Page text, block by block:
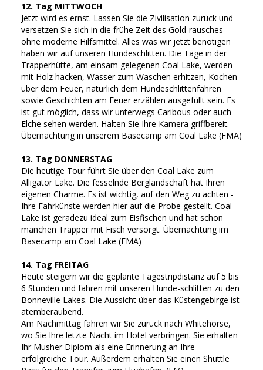
12. Tag MITTWOCH
Jetzt wird es ernst. Lassen Sie die Zivilisation zurück und
versetzen Sie sich in die frühe Zeit des Gold-rausches
ohne moderne Hilfsmittel. Alles was wir jetzt benötigen
haben wir auf unseren Hundeschlitten. Die Tage in der
Trapperhütte, am einsam gelegenen Coal Lake, werden
mit Holz hacken, Wasser zum Waschen erhitzen, Kochen
über dem Feuer, natürlich dem Hundeschlittenfahren
sowie Geschichten am Feuer erzählen ausgefüllt sein. Es
ist gut möglich, dass wir unterwegs Caribous oder auch
Elche sehen werden. Halten Sie Ihre Kamera griffbereit.
Übernachtung in unserem Basecamp am Coal Lake (FMA)
13. Tag DONNERSTAG
Die heutige Tour führt Sie über den Coal Lake zum
Alligator Lake. Die fesselnde Berglandschaft hat Ihren
eigenen Charme. Es ist wichtig, auf den Weg zu achten -
Ihre Fahrkünste werden hier auf die Probe gestellt. Coal
Lake ist geradezu ideal zum Eisfischen und hat schon
manchen Trapper mit Fisch versorgt. Übernachtung im
Basecamp am Coal Lake (FMA)
14. Tag FREITAG
Heute steigern wir die geplante Tagestripdistanz auf 5 bis
6 Stunden und fahren mit unseren Hunde-schlitten zu den
Bonneville Lakes. Die Aussicht über das Küstengebirge ist
atemberaubend.
Am Nachmittag fahren wir Sie zurück nach Whitehorse,
wo Sie Ihre letzte Nacht im Hotel verbringen. Sie erhalten
Ihr Musher Diplom als eine Erinnerung an Ihre
erfolgreiche Tour. Außerdem erhalten Sie einen Shuttle